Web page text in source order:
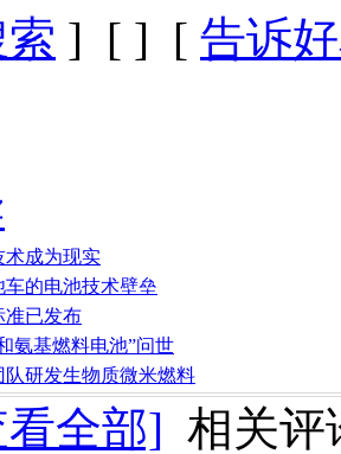
] [ ] [ 告诉
术成为现实
车的电池技术壁垒
准已发布
氨基燃料电池”问世
队研发生物质微米燃料
全部] 相关评